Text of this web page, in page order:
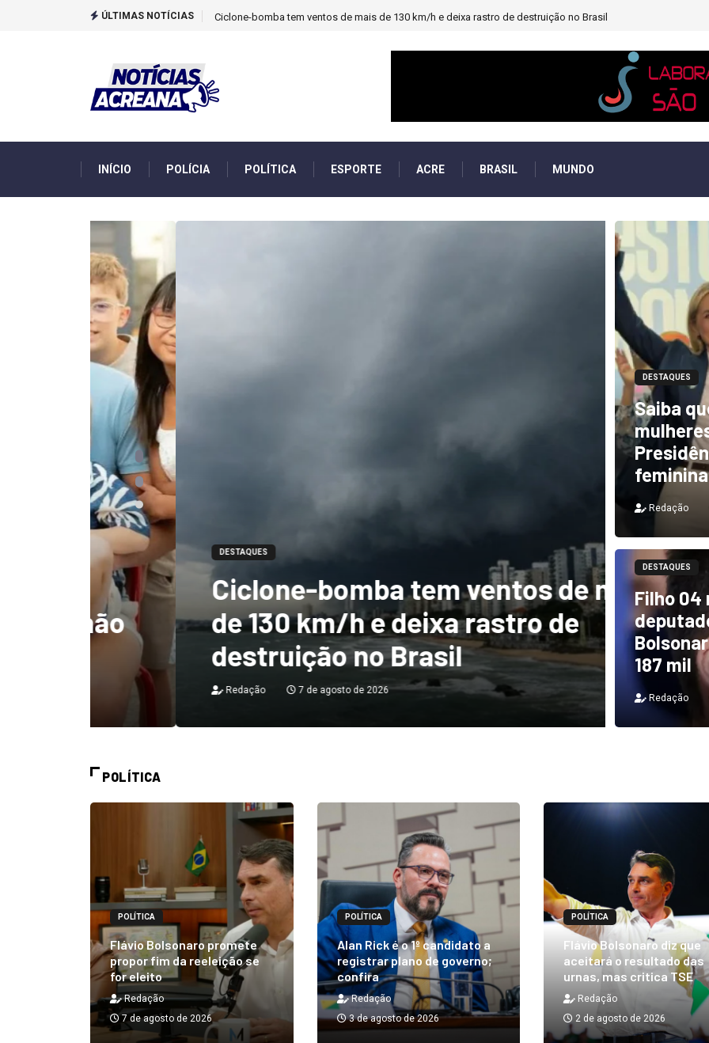
ÚLTIMAS NOTÍCIAS TCU identificou desvios de dinheiro e PF investigará emendas Pix
INÍCIO POLÍCIA POLÍTICA ESPORTE ACRE BRASIL MUNDO
DESTAQUES
Ciclone-bomba tem ventos de mais
de 130 km/h e deixa rastro de
destruição no Brasil
Redação 7 de agosto de 2026
TCU
e PF
DESTAQUES
Saiba
Redação
DESTAQUES
Filho 04
187 mil
Redação
POLÍTICA
POLÍTICA
Flávio Bolsonaro promete
propor fim da reeleição se
for eleito
Redação
7 de agosto de 2026
POLÍTICA
Alan Rick é o 1º candidato a
registrar plano de governo;
confira
Redação
3 de agosto de 2026
POLÍTICA
Flávio Bolsonaro diz que
aceitará o resultado das
urnas, mas critica TSE
Redação
2 de agosto de 2026